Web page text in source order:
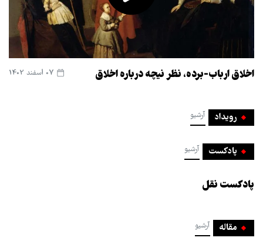
اخلاق ارباب-برده، نظر نیچه درباره اخلاق
رویداد آرشیو
پادکست آرشیو
پادکست نقل
مقاله آرشیو